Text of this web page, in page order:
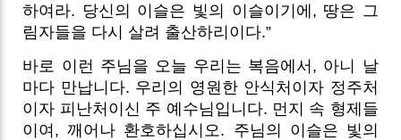
하여라. 당신의 이슬은 빛의 이슬이기에, 땅은 그
림자들을 다시 살려 출산하리이다.”
바로 이런 주님을 오늘 우리는 복음에서, 아니 날
마다 만납니다. 우리의 영원한 안식처이자 정주처
이자 피난처이신 주 예수님입니다. 먼지 속 형제들
이여, 깨어나 환호하십시오. 주님의 이슬은 빛의